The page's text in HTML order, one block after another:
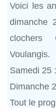
Voici les
dimanche
clochers
Voulangis.
Samedi 25
Dimanche
Tout le